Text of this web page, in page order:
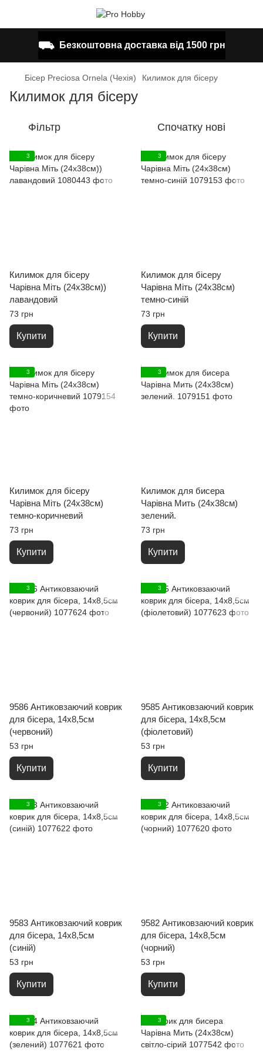
⛟ Безкоштовна доставка від 1500 грн
Бісер Preciosa Ornela (Чехія) Килимок для бісеру
Килимок для бісеру
Фільтр Спочатку нові
3
Килимок для бісеру
Чарівна Міть (24х38см))
лавандовий
73 грн
Купити
3
Килимок для бісеру
Чарівна Міть (24х38см)
темно-синій
73 грн
Купити
3
Килимок для бісеру
Чарівна Міть (24х38см)
темно-коричневий
73 грн
Купити
3
Килимок для бисера
Чарівна Мить (24х38см)
зелений.
73 грн
Купити
3
9586 Антиковзаючий коврик
для бісера, 14х8,5см
(червоний)
53 грн
Купити
3
9585 Антиковзаючий коврик
для бісера, 14х8,5см
(фіолетовий)
53 грн
Купити
3
9583 Антиковзаючий коврик
для бісера, 14х8,5см
(синій)
53 грн
Купити
3
9582 Антиковзаючий коврик
для бісера, 14х8,5см
(чорний)
53 грн
Купити
3 3